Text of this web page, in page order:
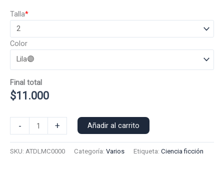
*
Talla
Color
Final total
$11.000
-
Manga
+ Añadir al carrito
SKU: ATDLMC0000 Categoría: Varios Etiqueta: Ciencia ficción